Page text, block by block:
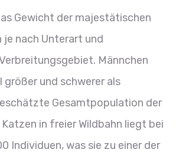
Gewicht der majestätischen
je nach Unterart und
Männchen
größer und schwerer als
Gesamtpopulation der
in freier Wildbahn liegt bei
Individuen, was sie zu einer der